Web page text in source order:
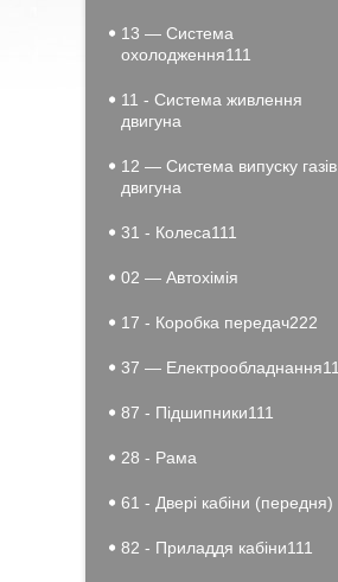
13 — Система
охолодження111
11 - Система живлення
двигуна
12 — Система випуску газів
двигуна
31 - Колеса111
02 — Автохімія
17 - Коробка передач222
37 — Електрообладнання11
87 - Підшипники111
28 - Рама
61 - Двері кабіни (передня)
82 - Приладдя кабіни111